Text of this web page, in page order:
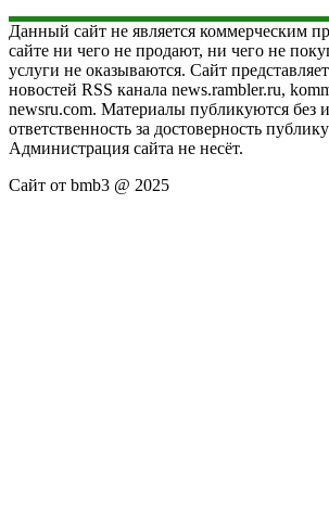
Данный сайт не является коммерческим
сайте ни чего не продают, ни чего не
услуги не оказываются. Сайт
новостей RSS канала news.rambler.ru,
newsru.com. Материалы публикуются без
ответственность за достоверность
Администрация сайта не несёт.
Сайт от bmb3 @ 2025